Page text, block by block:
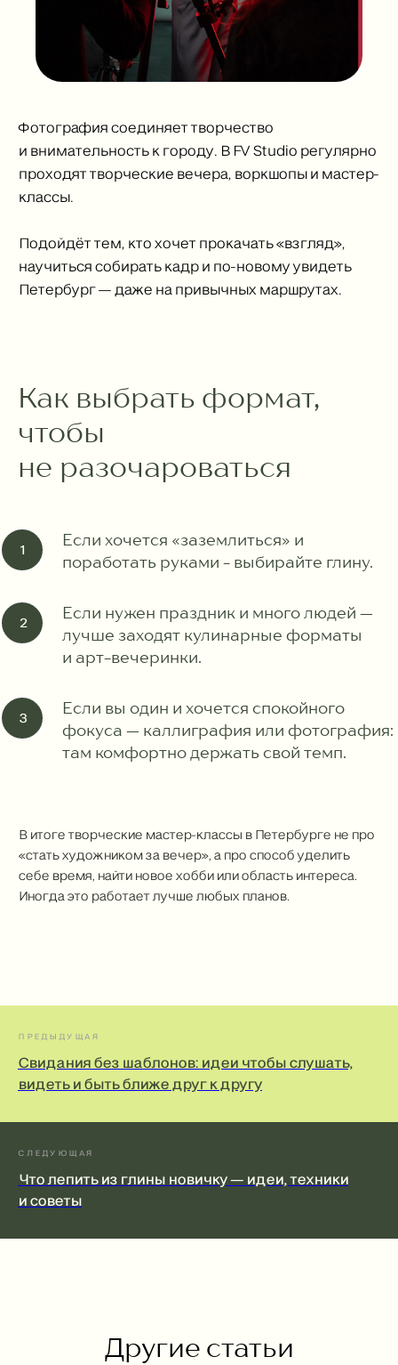
Фотография соединяет творчество
и внимательность к городу. В FV Studio регулярно
проходят творческие вечера, воркшопы и мастер-
классы.
Подойдёт тем, кто хочет прокачать «взгляд»,
научиться собирать кадр и по-новому увидеть
Петербург — даже на привычных маршрутах.
Как выбрать формат,
чтобы
не разочароваться
Если хочется «заземлиться» и
поработать руками - выбирайте глину.
Если нужен праздник и много людей —
лучше заходят кулинарные форматы
и арт-вечеринки.
Если вы один и хочется спокойного
фокуса — каллиграфия или фотография:
там комфортно держать свой темп.
В итоге творческие мастер-классы в Петербурге не про
«стать художником за вечер», а про способ уделить
себе время, найти новое хобби или область интереса.
Иногда это работает лучше любых планов.
ПРЕДЫДУЩАЯ
Свидания без шаблонов: идеи чтобы слушать,
видеть и быть ближе друг к другу
СЛЕДУЮЩАЯ
Что лепить из глины новичку — идеи, техники
и советы
Другие статьи